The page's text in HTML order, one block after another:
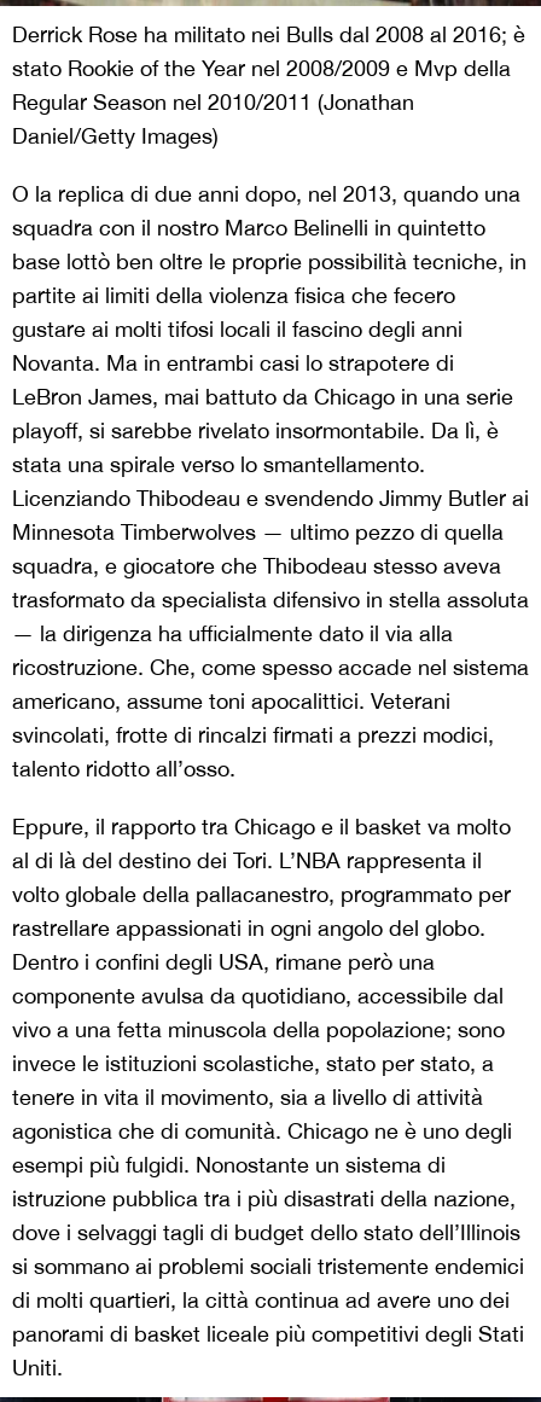
Derrick Rose ha militato nei Bulls dal 2008 al 2016; è
stato Rookie of the Year nel 2008/2009 e Mvp della
Regular Season nel 2010/2011 (Jonathan
Daniel/Getty Images)
O la replica di due anni dopo, nel 2013, quando una
squadra con il nostro Marco Belinelli in quintetto
base lottò ben oltre le proprie possibilità tecniche, in
partite ai limiti della violenza fisica che fecero
gustare ai molti tifosi locali il fascino degli anni
Novanta. Ma in entrambi casi lo strapotere di
LeBron James, mai battuto da Chicago in una serie
playoff, si sarebbe rivelato insormontabile. Da lì, è
stata una spirale verso lo smantellamento.
Licenziando Thibodeau e svendendo Jimmy Butler ai
Minnesota Timberwolves — ultimo pezzo di quella
squadra, e giocatore che Thibodeau stesso aveva
trasformato da specialista difensivo in stella assoluta
— la dirigenza ha ufficialmente dato il via alla
ricostruzione. Che, come spesso accade nel sistema
americano, assume toni apocalittici. Veterani
svincolati, frotte di rincalzi firmati a prezzi modici,
talento ridotto all’osso.
Eppure, il rapporto tra Chicago e il basket va molto
al di là del destino dei Tori. L’NBA rappresenta il
volto globale della pallacanestro, programmato per
rastrellare appassionati in ogni angolo del globo.
Dentro i confini degli USA, rimane però una
componente avulsa da quotidiano, accessibile dal
vivo a una fetta minuscola della popolazione; sono
invece le istituzioni scolastiche, stato per stato, a
tenere in vita il movimento, sia a livello di attività
agonistica che di comunità. Chicago ne è uno degli
esempi più fulgidi. Nonostante un sistema di
istruzione pubblica tra i più disastrati della nazione,
dove i selvaggi tagli di budget dello stato dell’Illinois
si sommano ai problemi sociali tristemente endemici
di molti quartieri, la città continua ad avere uno dei
panorami di basket liceale più competitivi degli Stati
Uniti.